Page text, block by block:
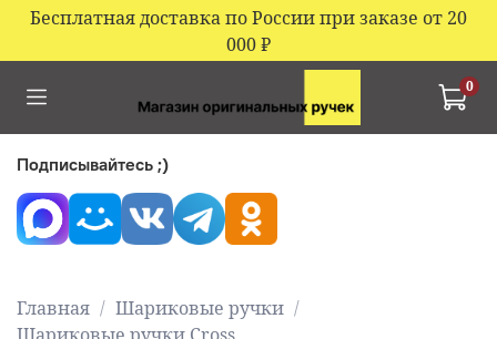
Бесплатная доставка по России при заказе от 20
000₽
0
Главная
Шариковые ручки
Подписывайтесь ;)